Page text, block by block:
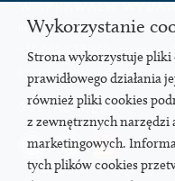
info@wydawnictwopauza.pl
+48 501 177 119 (czynny w
proszę o wysłanie
SOCIAL MEDIA
Wykorzystanie
Strona wykorzystuje pliki
prawidłowego działania
również pliki cookies
z zewnętrznych narzędzi
marketingowych.
tych plików cookies